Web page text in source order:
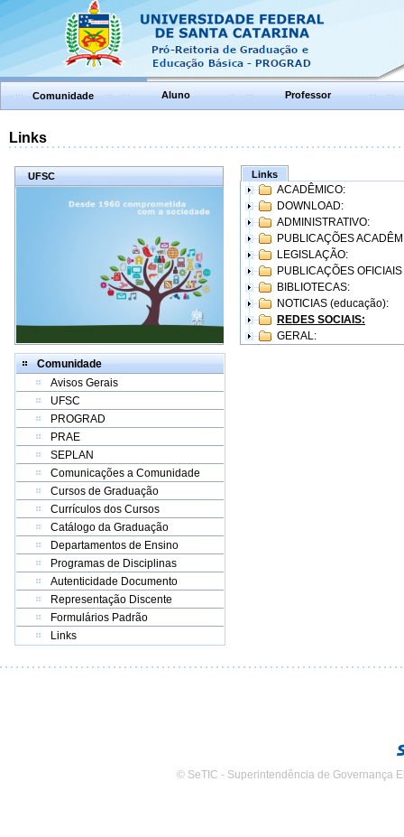
Comunidade Aluno Professor
Links
UFSC
Comunidade
Avisos Gerais
UFSC
PROGRAD
PRAE
SEPLAN
Comunicações a Comunidade
Cursos de Graduação
Currículos dos Cursos
Catálogo da Graduação
Departamentos de Ensino
Programas de Disciplinas
Autenticidade Documento
Representação Discente
Formulários Padrão
Links
Links
ACADÊMICO:
DOWNLOAD:
ADMINISTRATIVO:
PUBLICAÇÕES
LEGISLAÇÃO:
PUBLICAÇÕES
BIBLIOTECAS:
NOTICIAS (educação):
REDES SOCIAIS:
GERAL:
© SeTIC - Superintendência de Governança